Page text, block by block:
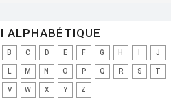
ALPHABÉTIQUE
B C D E F G H J
M N O P Q R S T
V W X Y Z